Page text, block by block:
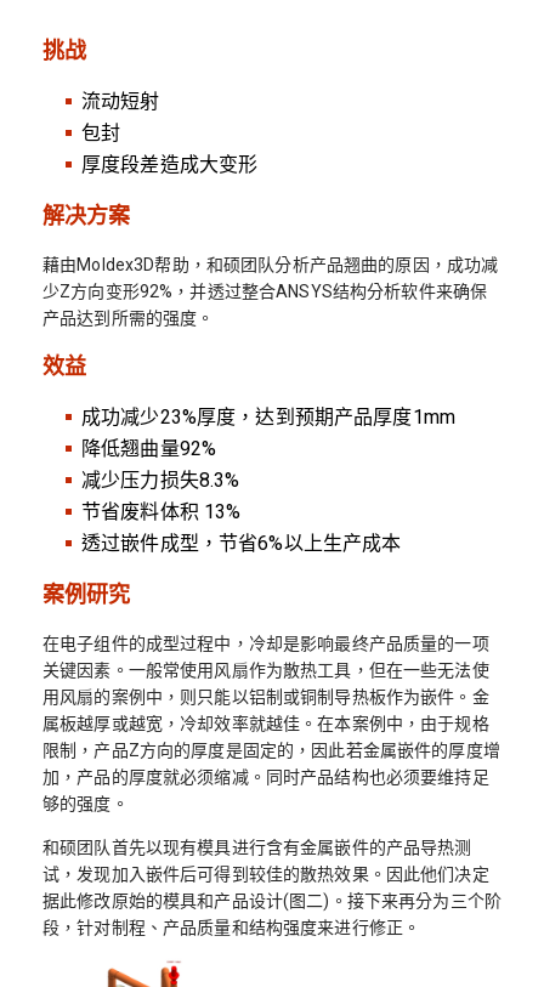
挑战
流动短射
包封
厚度段差造成大变形
解决方案
藉由Moldex3D帮助，和硕团队分析产品翘曲的原因，成功减
少Z方向变形92%，并透过整合ANSYS结构分析软件来确保
产品达到所需的强度。
效益
成功减少23%厚度，达到预期产品厚度1mm
降低翘曲量92%
减少压力损失8.3%
节省废料体积 13%
透过嵌件成型，节省6%以上生产成本
案例研究
在电子组件的成型过程中，冷却是影响最终产品质量的一项
关键因素。一般常使用风扇作为散热工具，但在一些无法使
用风扇的案例中，则只能以铝制或铜制导热板作为嵌件。金
属板越厚或越宽，冷却效率就越佳。在本案例中，由于规格
限制，产品Z方向的厚度是固定的，因此若金属嵌件的厚度增
加，产品的厚度就必须缩减。同时产品结构也必须要维持足
够的强度。
和硕团队首先以现有模具进行含有金属嵌件的产品导热测
试，发现加入嵌件后可得到较佳的散热效果。因此他们决定
据此修改原始的模具和产品设计(图二)。接下来再分为三个阶
段，针对制程、产品质量和结构强度来进行修正。